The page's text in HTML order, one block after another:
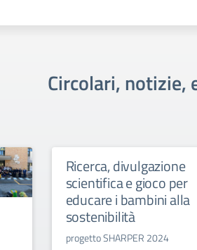
Circolari, notizie,
Ricerca, divulgazione
scientifica e gioco per
educare i bambini alla
sostenibilità
progetto SHARPER 2024